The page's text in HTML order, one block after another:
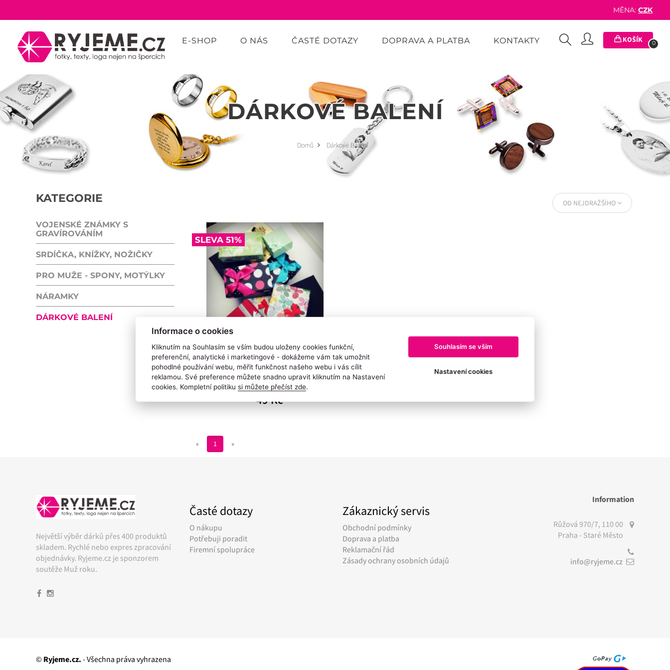
MĚNA: CZK
KOŠÍK 0
E-SHOP O NÁS ČASTÉ DOTAZY DOPRAVA A PLATBA KONTAKTY
DÁRKOVÉ BALENÍ
Domů Dárkové Balení
KATEGORIE
VOJENSKÉ ZNÁMKY S
GRAVÍROVÁNÍM
SRDÍČKA, KNÍŽKY, NOŽIČKY
PRO MUŽE - SPONY, MOTÝLKY
NÁRAMKY
DÁRKOVÉ BALENÍ
OD NEJDRAŽŠÍHO
SLEVA 51%
DÁRKOVÁ KRABIČKA NA ŠPERKY
PAPÍROVÁ BAREVNÁ - MIX
Skladem
98 Kč
49 Kč
« 1 »
Největší výběr dárků přes 400 produktů
skladem. Rychlé nebo expres zpracování
objednávky. Ryjeme.cz je sponzorem
soutěže Muž roku.
Časté dotazy
O nákupu
Potřebuji poradit
Firemní spolupráce
Zákaznický servis
Obchodní podmínky
Doprava a platba
Reklamační řád
Zásady ochrany osobních údajů
Information
Růžová 970/7, 110 00
Praha - Staré Město
info@ryjeme.cz
© Ryjeme.cz. - Všechna práva vyhrazena
Informace o cookies
Kliknutím na Souhlasím se vším budou uloženy cookies funkční,
preferenční, analytické i marketingové - dokážeme vám tak umožnit
pohodlné používání webu, měřit funkčnost našeho webu i vás cílit
reklamou. Své preference můžete snadno upravit kliknutím na Nastavení
cookies. Kompletní politiku si můžete přečíst zde.
Souhlasím se vším
Nastavení cookies